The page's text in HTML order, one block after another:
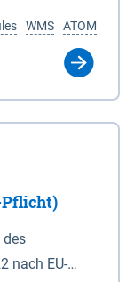
2), 2.
im
89) mit
Abbildung
dargestellt
ATOM
WMS
des
nach EU-